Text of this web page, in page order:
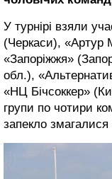
У турнірі взяли
(Черкаси), «Артур
«Запоріжжя»
обл.),
«НЦ Бічсоккер»
групи по чотири
запекло змагалися